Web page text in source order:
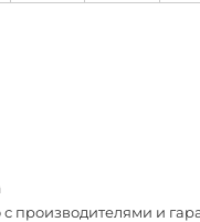
производителями и